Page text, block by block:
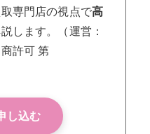
専門店の視点で高
します。（運営：
許可 第
し込む